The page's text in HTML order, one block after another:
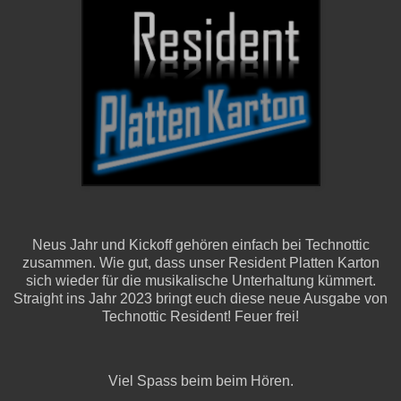
Neus Jahr und Kickoff gehören einfach bei Technottic
zusammen. Wie gut, dass unser Resident Platten Karton
sich wieder für die musikalische Unterhaltung kümmert.
Straight ins Jahr 2023 bringt euch diese neue Ausgabe von
Technottic Resident! Feuer frei!
Viel Spass beim beim Hören.